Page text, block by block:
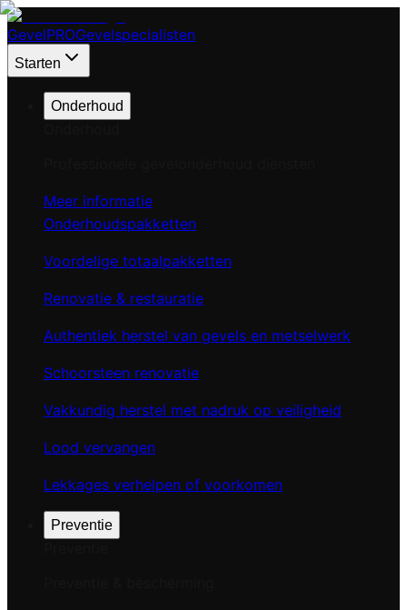
GevelPROGevelspecialisten
Starten
Onderhoud
Meer informatie
Onderhoudspakketten
Voordelige totaalpakketten
Renovatie & restauratie
Authentiek herstel van gevels en metselwerk
Schoorsteen renovatie
Vakkundig herstel met nadruk op veiligheid
Lood vervangen
Lekkages verhelpen of voorkomen
Preventie